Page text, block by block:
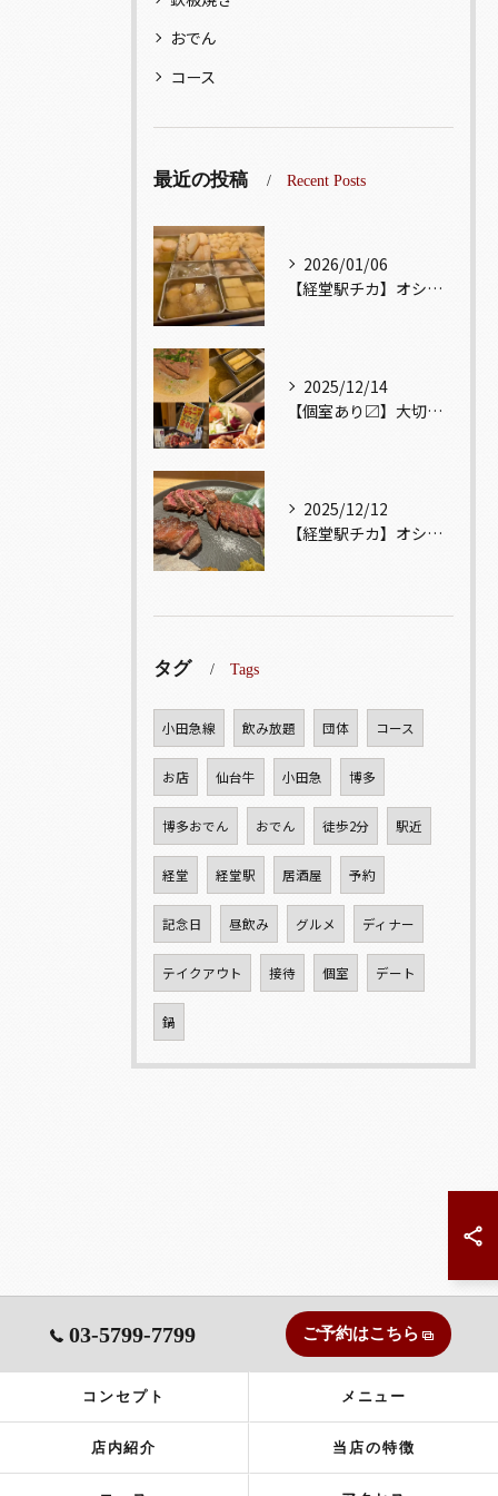
おでん
コース
最近の投稿 Recent Posts
2026/01/06
【経堂駅チカ】オシャレ居酒屋🏮出汁が美味しいおでんがオススメ...
2025/12/14
【個室あり〼】大切な記念日、お祝い事でのご来店ぜひお待ちして...
2025/12/12
【経堂駅チカ】オシャレ居酒屋🏮自慢のお肉が楽しめる🐃お得なコ...
タグ Tags
小田急線 飲み放題 団体 コース
お店 仙台牛 小田急 博多
博多おでん おでん 徒歩2分 駅近
経堂 経堂駅 居酒屋 予約
記念日 昼飲み グルメ ディナー
テイクアウト 接待 個室 デート
鍋
03-5799-7799 ご予約はこちら
コンセプト メニュー
店内紹介 当店の特徴